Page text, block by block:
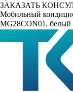
ЗАКАЗАТЬ
Мобильный
MG28CON01, белый